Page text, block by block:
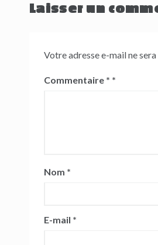
Laisser un
Votre adresse e-mail ne
Commentaire *
Nom *
E-mail *